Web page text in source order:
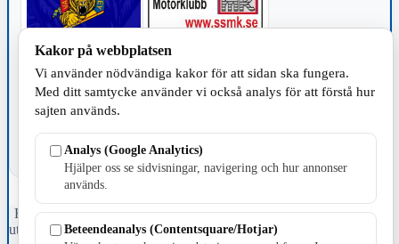
TILLVERKNING
Fristående webbtidningsföretag grundat 1991 som sedan 2002 ger
ut tidningen Skillingaryd.nu och 2010 lanserades Värnamo.nu. Från
Kakor på webbplatsen
Vi använder nödvändiga kakor för att sidan ska fungera.
Med ditt samtycke använder vi också analys för att förstå hur
sajten används.
Analys (Google Analytics)
Hjälper oss se sidvisningar, navigering och hur annonser
används.
Beteendeanalys (Contentsquare/Hotjar)